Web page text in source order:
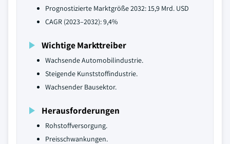
Prognostizierte Marktgröße 2032: 15,9 Mrd. USD
CAGR (2023–2032): 9,4%
Wichtige Markttreiber
Wachsende Automobilindustrie.
Steigende Kunststoffindustrie.
Wachsender Bausektor.
Herausforderungen
Rohstoffversorgung.
Preisschwankungen.